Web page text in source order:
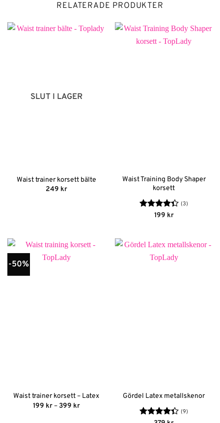
RELATERADE PRODUKTER
SLUT I LAGER
Waist trainer korsett bälte
249 kr
Waist Training Body Shaper
korsett
Betygsatt
(3)
199 kr
-50%
Waist trainer korsett – Latex
199 kr – 399 krPrisintervall:
Gördel Latex metallskenor
(9)